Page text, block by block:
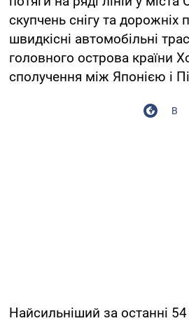
скупчень снігу та дорожніх
швидкісні автомобільні
головного острова країни
сполучення між Японією і
Найсильніший за останні